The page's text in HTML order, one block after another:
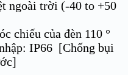
ngoài trời (-40 to +50
chiếu của đèn 110 °
IP66 [Chống bụi